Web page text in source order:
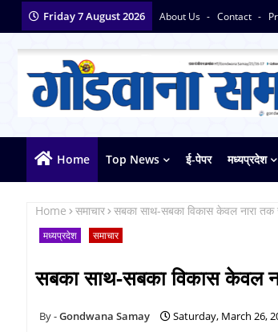
Friday 7 August 2026 About Us Contact
Home Top News ई-पेपर मध्यप्रदेश
Home समाचार सबका साथ-सबका विकास केवल नारा तक
मध्यप्रदेश समाचार
सबका साथ-सबका विकास केवल
Gondwana Samay Saturday, March 26,